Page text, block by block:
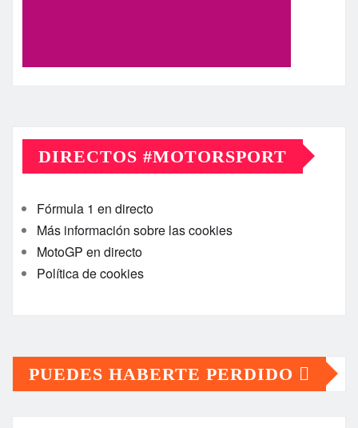
DIRECTOS #MOTORSPORT
Fórmula 1 en directo
Más información sobre las cookies
MotoGP en directo
Política de cookies
PUEDES HABERTE PERDIDO